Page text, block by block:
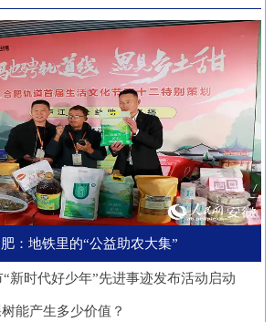
面的扎实成效。近年来，邮储银
行安徽省分行始终将清廉金融文
化建设摆在重要位置，通过常态
化教育、制度完善与持续宣传，
推动廉洁理念内化于心、外化于
行。在开展正面宣传教育的同
时，该行也注重警示教育，特别
是面向党员领导干部开展“以案
示警、以案为戒、以案促改”专
题教育，着力构建“不敢腐、不
能腐、不想腐”的长效机制，引
的科技企业带来多件实物展品在
中国馆展出，此外，淮南、池州
等地市的老字号、非遗项目也展
示安徽丰富的文化底蕴。进博八
年，安徽从一个“采购者”，努力
成为“战略合作者”，合作模式也
从单纯的“买产品”向“引技术、
促升级”深化。今年安徽交易团
负责组织新兴产业相关单位参会
招商。这一切都服务于一个更精
准的目标：通过进博会，赋能安
色变革，在守护江淮生态屏障的
同时，蹚出了一条生态效益、经
济效益、社会效益共赢的新路
径。作为全国林业大省，安徽现
有国有林场100个，经营总面积
超400万亩。近年来，安徽深入
贯彻落实习近平生态文明思想，
以国有林场改革为契机，通过创
新经营模式、拓展产业维度、深
化联农机制，让昔日“只守青山
经济“前沿阵地”。合肥大学“智
慧交通”团队正在基础理论、关
键核心技术、人才队伍、产业发
展等方面全面发力，着力支撑合
肥打造综合交通枢纽科技力量。
近年来，合肥大学智能建造与交
通学院积极布局低空交通发展新
赛道，打造安徽省智慧交通大数
据分析与应用工程实验室等学科
交叉创新平台，联合头部企业开
展低空物流、城市应急等多应用
场景技术攻关。2025年，团
：地铁里的“公益助农大集”
新时代好少年”先进事迹发布活动启动
能产生多少价值？